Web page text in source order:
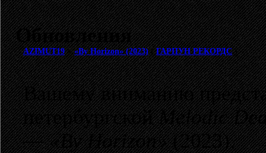
Обновления
AZIMUT19>«By Horizon» (2023)(ГАРПУН РЕКОРДС)
Вашему вниманию
петербургскойMelodic
—«By Horizon»(2023).